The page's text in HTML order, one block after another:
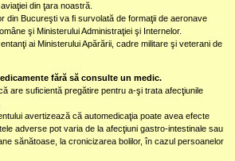
din ţara noastră.
din Bucureşti va fi survolată de formaţii de aeronave
şi Ministerului Administraţiei şi Internelor.
ai Ministerului Apărării, cadre militare şi veterani de
fără să consulte un medic.
are suficientă pregătire pentru a-şi trata afecţiunile
avertizează că automedicaţia poate avea efecte
adverse pot varia de la afecţiuni gastro-intestinale sau
sănătoase, la cronicizarea bolilor, în cazul persoanelor